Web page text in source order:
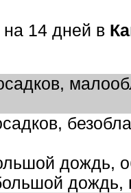
на 14 дней
дождь,
дождь,